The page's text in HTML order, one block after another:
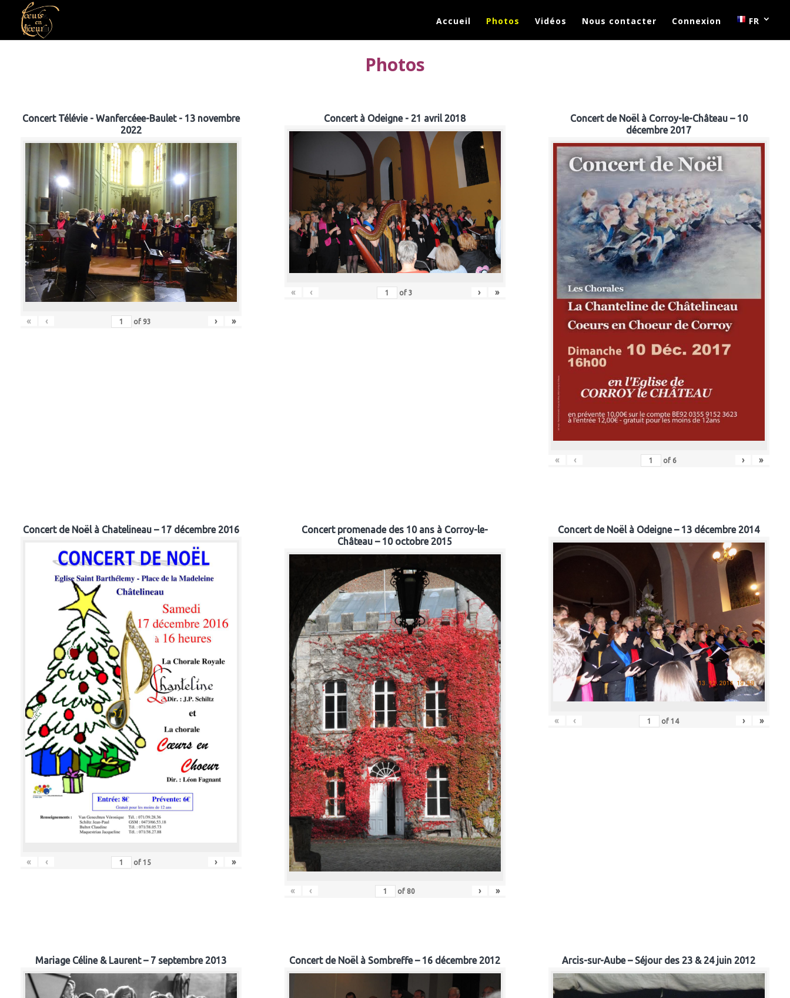
Accueil Photos Vidéos Nous contacter Connexion FR
Photos
Concert Télévie - Wanfercéee-Baulet - 13 novembre
2022
« ‹ of 93 › »
Concert à Odeigne - 21 avril 2018
« ‹ of3 › »
Concert de Noël à Corroy-le-Château – 10
décembre 2017
« ‹ of 6 › »
Concert de Noël à Chatelineau – 17 décembre 2016
« ‹ of 15 › »
Concert promenade des 10 ans à Corroy-le-
Château – 10 octobre 2015
« ‹ of 80 › »
Concert de Noël à Odeigne – 13 décembre 2014
« ‹ of 14 › »
Mariage Céline & Laurent – 7 septembre 2013 Concert de Noël à Sombreffe – 16 décembre 2012 Arcis-sur-Aube – Séjour des 23 & 24 juin 2012